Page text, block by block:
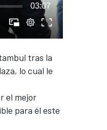
03:07
tras la
lo cual le
el mejor
para él este